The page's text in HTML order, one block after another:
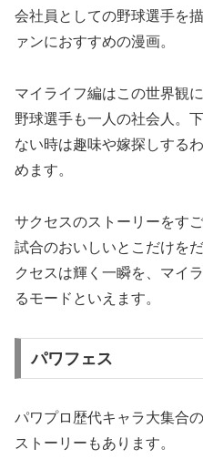
会社員としての野球選手を
ァンにおすすめの漫画。
マイライフ編はこの世界観に
野球選手も一人の社会人。
ない時は趣味や嫁探しする
めます。
サクセスのストーリーをす
試合のおいしいとこだけを
クセスは輝く一瞬を、マイ
るモードといえます。
パワフェス
パワプロ歴代キャラ大集合
ストーリーもあります。